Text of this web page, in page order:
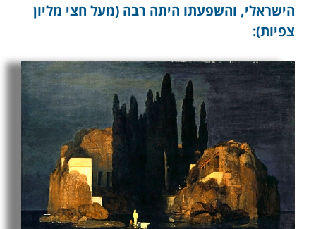
הישראלי, והשפעתו היתה רבה (מעל חצי מליון
צפיות):